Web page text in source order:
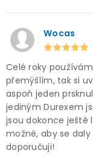
Wocas
Celé roky
přemýšlím, tak si
aspoň jeden
jediným Durexem
jsou dokonce ještě
možné, aby se
doporučuji!